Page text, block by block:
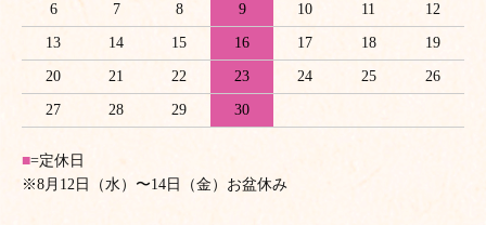
6 7 8 9 10 11 12
13 14 15 16 17 18 19
20 21 22 23 24 25 26
27 28 29 30
■=定休日
※8月12日（水）〜14日（金）お盆休み